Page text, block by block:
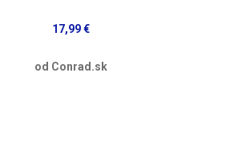
17,99 €
od Conrad.sk